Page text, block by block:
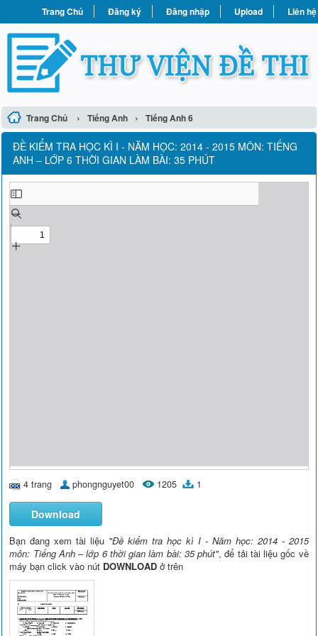
Trang Chủ Đăng ký Đăng nhập Upload Liên hệ
Trang Chủ › Tiếng Anh › Tiếng Anh 6
ĐỀ KIỂM TRA HỌC KÌ I - NĂM HỌC: 2014 - 2015 MÔN: TIẾNG
ANH – LỚP 6 THỜI GIAN LÀM BÀI: 35 PHÚT
4 trang phongnguyet00 1205 1
Download
Bạn đang xem tài liệu "Đề kiểm tra học kì I - Năm học: 2014 - 2015
môn: Tiếng Anh – lớp 6 thời gian làm bài: 35 phút", để tải tài liệu gốc về
máy bạn click vào nút DOWNLOAD ở trên